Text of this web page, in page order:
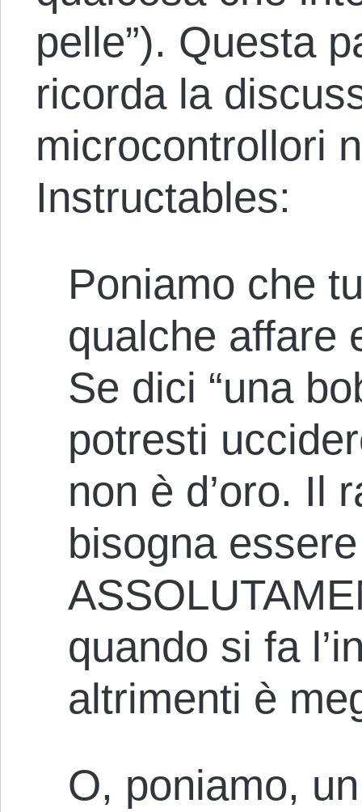
pelle”). Questa
ricorda la
microcontrollori
Instructables:
Poniamo che
qualche affare
Se dici “una
potresti
non è d’oro. Il
bisogna essere
quando si fa
altrimenti è
O, poniamo,